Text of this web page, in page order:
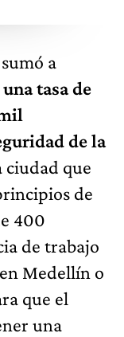
a
tasa de
de la
ciudad que
de
400
de trabajo
Medellín o
que el
una